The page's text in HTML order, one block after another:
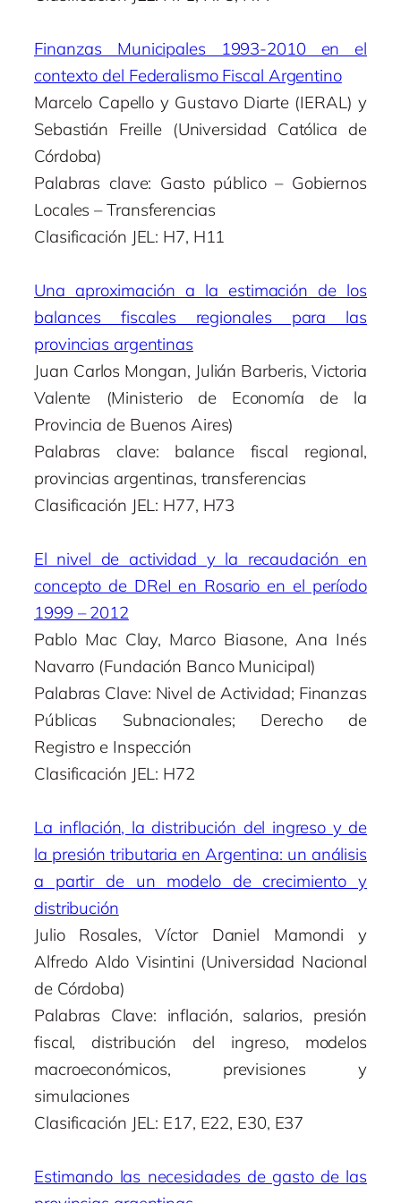
Finanzas Municipales 1993-2010 en el
contexto del Federalismo Fiscal Argentino
Marcelo Capello y Gustavo Diarte (IERAL) y
Sebastián Freille (Universidad Católica de
Córdoba)
Palabras clave: Gasto público – Gobiernos
Locales – Transferencias
Clasificación JEL: H7, H11
Una aproximación a la estimación de los
balances fiscales regionales para las
provincias argentinas
Juan Carlos Mongan, Julián Barberis, Victoria
Valente (Ministerio de Economía de la
Provincia de Buenos Aires)
Palabras clave: balance fiscal regional,
provincias argentinas, transferencias
Clasificación JEL: H77, H73
El nivel de actividad y la recaudación en
concepto de DReI en Rosario en el período
1999 – 2012
Pablo Mac Clay, Marco Biasone, Ana Inés
Navarro (Fundación Banco Municipal)
Palabras Clave: Nivel de Actividad; Finanzas
Públicas Subnacionales; Derecho de
Registro e Inspección
Clasificación JEL: H72
La inflación, la distribución del ingreso y de
la presión tributaria en Argentina: un análisis
a partir de un modelo de crecimiento y
distribución
Julio Rosales, Víctor Daniel Mamondi y
Alfredo Aldo Visintini (Universidad Nacional
de Córdoba)
Palabras Clave: inflación, salarios, presión
fiscal, distribución del ingreso, modelos
macroeconómicos, previsiones y
simulaciones
Clasificación JEL: E17, E22, E30, E37
Estimando las necesidades de gasto de las